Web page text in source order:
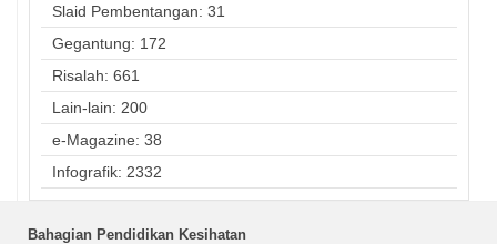
Slaid Pembentangan: 31
Gegantung: 172
Risalah: 661
Lain-lain: 200
e-Magazine: 38
Infografik: 2332
Bahagian Pendidikan Kesihatan